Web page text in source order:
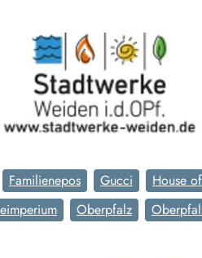
Familienepos Gucci House
Oberpfalz